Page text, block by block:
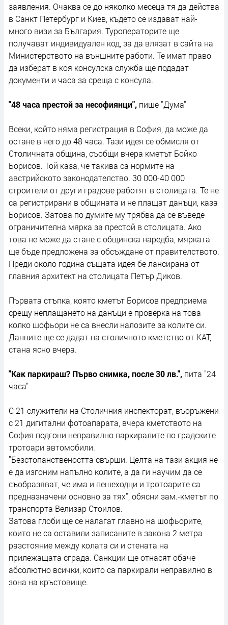
заявления. Очаква се до няколко месеца тя да действа
в Санкт Петербург и Киев, където се издават най-
много визи за България. Туроператорите ще
получават индивидуален код, за да влязат в сайта на
Министерството на външните работи. Те имат право
да изберат в коя консулска служба ще подадат
документи и часа за среща с консула.
"48 часа престой за несофиянци", пише "Дума"
Всеки, който няма регистрация в София, да може да
остане в него до 48 часа. Тази идея се обмисля от
Столичната община, съобщи вчера кметът Бойко
Борисов. Той каза, че такива са нормите на
австрийското законодателство. 30 000-40 000
строители от други градове работят в столицата. Те не
са регистрирани в общината и не плащат данъци, каза
Борисов. Затова по думите му трябва да се въведе
ограничителна мярка за престой в столицата. Ако
това не може да стане с общинска наредба, мярката
ще бъде предложена за обсъждане от правителството.
Преди около година същата идея бе лансирана от
главния архитект на столицата Петър Диков.
Първата стъпка, която кметът Борисов предприема
срещу неплащането на данъци е проверка на това
колко шофьори не са внесли налозите за колите си.
Данните ще се дадат на столичното кметство от КАТ,
стана ясно вчера.
"Как паркираш? Първо снимка, после 30 лв.", пита "24
часа"
С 21 служители на Столичния инспекторат, въоръжени
с 21 дигитални фотоапарата, вчера кметството на
София подгони неправилно паркиралите по градските
тротоари автомобили.
"Безстопанствеността свърши. Целта на тази акция не
е да изгоним напълно колите, а да ги научим да се
съобразяват, че има и пешеходци и тротоарите са
предназначени основно за тях", обясни зам.-кметът по
транспорта Велизар Стоилов.
Затова глоби ще се налагат главно на шофьорите,
които не са оставили записаните в закона 2 метра
разстояние между колата си и стената на
прилежащата сграда. Санкции ще отнасят обаче
абсолютно всички, които са паркирали неправилно в
зона на кръстовище.